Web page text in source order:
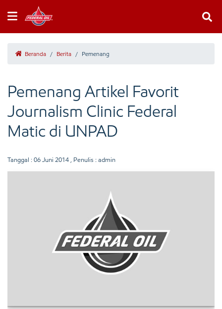
Beranda / Berita / Pemenang
Pemenang Artikel Favorit
Journalism Clinic Federal
Matic di UNPAD
Tanggal : 06 Juni 2014 , Penulis : admin